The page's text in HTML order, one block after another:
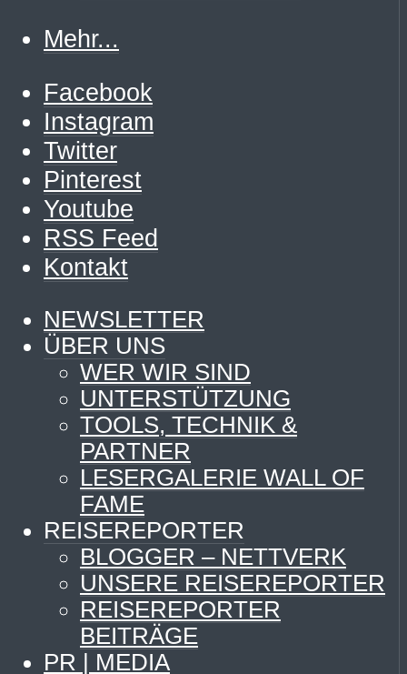
Mehr...
Facebook
Instagram
Twitter
Pinterest
Youtube
RSS Feed
Kontakt
NEWSLETTER
ÜBER UNS
WER WIR SIND
UNTERSTÜTZUNG
TOOLS, TECHNIK &
PARTNER
LESERGALERIE WALL OF
FAME
REISEREPORTER
BLOGGER – NETTVERK
UNSERE REISEREPORTER
REISEREPORTER
BEITRÄGE
PR | MEDIA